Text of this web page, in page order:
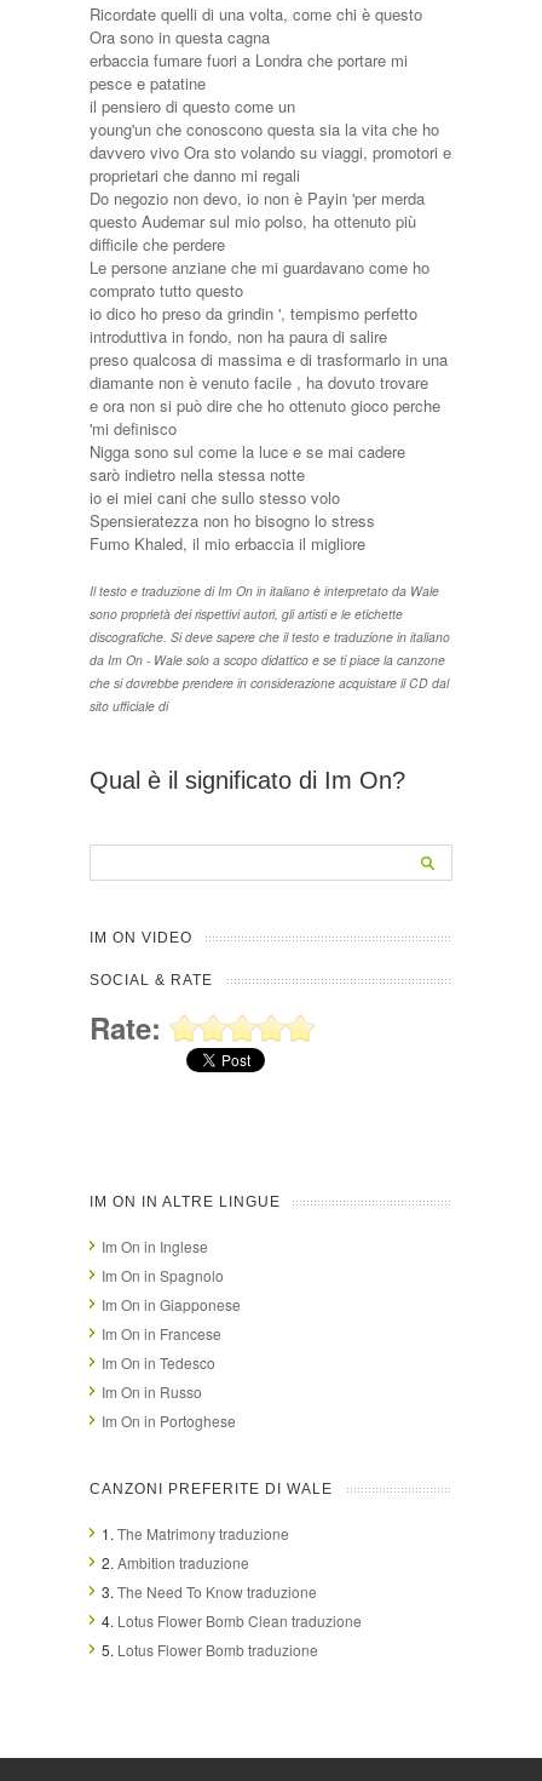
Ricordate quelli di una volta, come chi è questo
Ora sono in questa cagna
erbaccia fumare fuori a Londra che portare mi
pesce e patatine
il pensiero di questo come un
young'un che conoscono questa sia la vita che ho
davvero vivo Ora sto volando su viaggi, promotori e
proprietari che danno mi regali
Do negozio non devo, io non è Payin 'per merda
questo Audemar sul mio polso, ha ottenuto più
difficile che perdere
Le persone anziane che mi guardavano come ho
comprato tutto questo
io dico ho preso da grindin ', tempismo perfetto
introduttiva in fondo, non ha paura di salire
preso qualcosa di massima e di trasformarlo in una
diamante non è venuto facile , ha dovuto trovare
e ora non si può dire che ho ottenuto gioco perche
'mi definisco
Nigga sono sul come la luce e se mai cadere
sarò indietro nella stessa notte
io ei miei cani che sullo stesso volo
Spensieratezza non ho bisogno lo stress
Fumo Khaled, il mio erbaccia il migliore
Il testo e traduzione di Im On in italiano è interpretato da Wale
sono proprietà dei rispettivi autori, gli artisti e le etichette
discografiche. Si deve sapere che il testo e traduzione in italiano
da Im On - Wale solo a scopo didattico e se ti piace la canzone
che si dovrebbe prendere in considerazione acquistare il CD dal
sito ufficiale di
Qual è il significato di Im On?
IM ON VIDEO
SOCIAL & RATE
Rate:
IM ON IN ALTRE LINGUE
Im On in Inglese
Im On in Spagnolo
Im On in Giapponese
Im On in Francese
Im On in Tedesco
Im On in Russo
Im On in Portoghese
CANZONI PREFERITE DI WALE
1. The Matrimony traduzione
2. Ambition traduzione
3. The Need To Know traduzione
4. Lotus Flower Bomb Clean traduzione
5. Lotus Flower Bomb traduzione